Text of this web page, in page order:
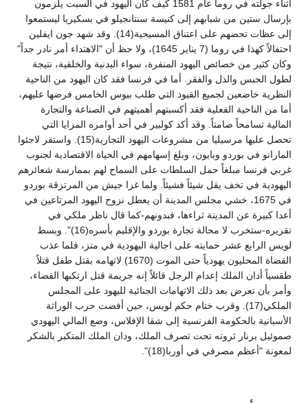
أثناء جولته في روما عام 1581 كيف كان اليهود في السبت يلزمون
بإرسال ستين من شبابهم إلى كنيسة سنتانجيلو في بسكيريا ليستمعوا
إلى عظات تحضهم على اعتناق المسيحية(14). وقد شهد جون ايفلين
احتفالاً كهذا في روما (7 يناير 1645)، ولا حظ أن "الاهتداء أمر نادر جداً"
وكان كثير من خصائص اليهود المنفرة، سواء البدنية والخلقية، نتيجة
لطول الحبس والذل والفقر. أما في فرنسا فقد كان اليهود من الناحية
النظرية خاضعين لجميع القيود التي طلب بيوس الخامس فرضها عليهم،
أما من الناحية الفعلية فقد أكسبتهم أهميتهم في الصناعة والتجارة
المالية تسامحاً صامتاً. وقد أكد كولبير في أحد أوامره المزايا التي
تحصل عليها مرسيليا من مشروعات اليهود التجارية(15). واستقر لاجئوا
المارانو في بوردو وبايون، وبلغ إسهامهم في الحياة الاقتصادية لجنوب
غربي فرنسا مبلغاً حمل السلطات على السماح لهم بممارسة شعائرهم
اليهودية في تخف يقل شيئاً فشيئاً. ولما غزا جيش من المرتزقة بوردو
في 1675، خشي مجلس المدينة أن يعطل نزوح اليهود المرتاعين في
أعدا كبيرة عن المدينة ثراءها، فبدونهم-كما قال ناظر ملكي في
تقريره-ستخرب لا محالة تجارة بوردو والإقليم بأسره(16)". وبسط
لويس الرابع عشر حمايته على اجالية اليهودية في متز، فلما عذب
القضاة المحليون يهودياً حتى الموت (1670) لاتهامه بقتل طفل قتلاً
طقسياً أدان الملك إعدام الرجل قائلاً إنه جريمة قتل ارتكبها القضاء،
وأمر بأن تعرض بعد ذلك الاتهامات الجنائية لليهود على المجلس
الملكي(17). وقرب ختام حكم لويس، حين أفضت حرب الوراثة
الأسبانية بالحكومة الفرنسية إلى شقا الإفلاس، وضع المالي اليهودي
صموئيل برنار ثروته تحت تصرف الملك، ودان الملك المتكبر بالشكر
لمعونة "أعظم مصرفي في أوربا(18)".